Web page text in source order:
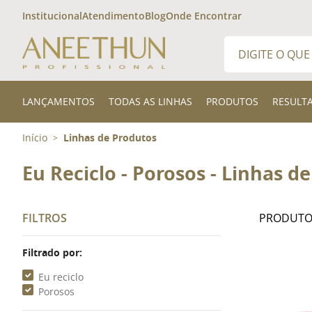
InstitucionalAtendimentoBlogOnde Encontrar
LANÇAMENTOS TODAS AS LINHAS PRODUTOS
Início > Linhas de Produtos
Eu Reciclo - Porosos - Linhas
FILTROS
Filtrado por:
Eu reciclo
Porosos
finalizador